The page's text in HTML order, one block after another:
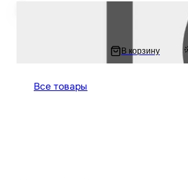
Диск колеса задний 1,6 * 17, барабан,
В корзину
Все товары